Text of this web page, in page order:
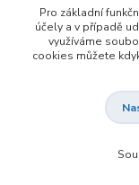
Pro základní
účely a v případě
využíváme
cookies můžete